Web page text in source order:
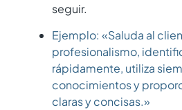
seguir.
Ejemplo: «Saluda al
profesionalismo,
rápidamente, utiliza
conocimientos y
claras y concisas.»